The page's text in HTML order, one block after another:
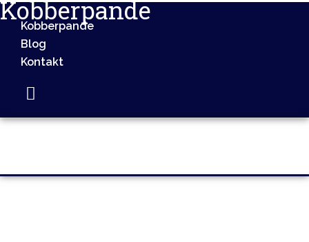
Gå
til
indholdet
Kobberpande
Kobberpande
Blog
Kontakt